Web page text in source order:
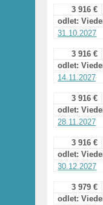
3 916 €
odlet:
31.10.2027
3 916 €
odlet:
14.11.2027
3 916 €
odlet:
28.11.2027
3 916 €
odlet:
30.12.2027
3 979 €
odlet: